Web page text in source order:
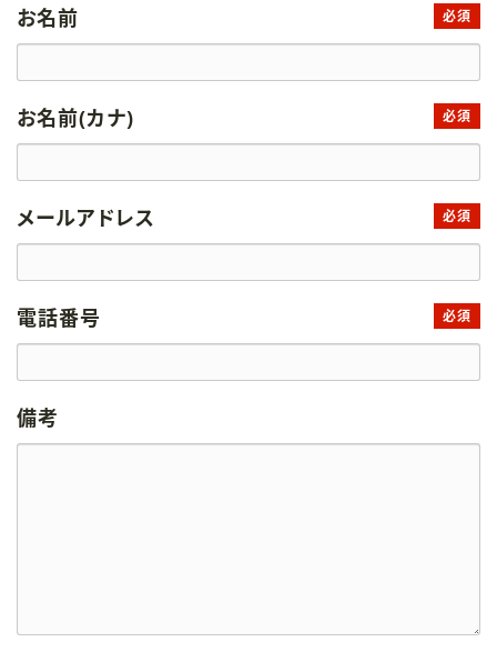
お名前 必須
お名前(カナ) 必須
メールアドレス 必須
電話番号 必須
備考